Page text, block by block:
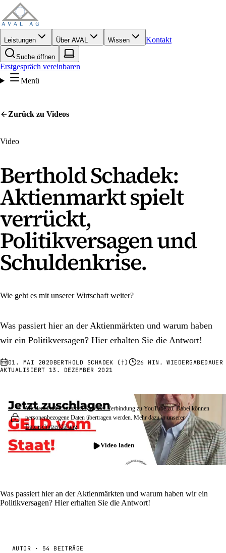
Leistungen Über AVAL Wissen Kontakt
Suche öffnen
Erstgespräch vereinbaren
Menü
Zurück zu Videos
Video
Berthold Schadek:
Aktienmarkt spielt
verrückt,
Politikversagen und
Schuldenkrise.
Wie geht es mit unserer Wirtschaft weiter?
Was passiert hier an der Aktienmärkten und warum haben
wir ein Politikversagen? Hier erhalten Sie die Antwort!
01. MAI 2020 BERTHOLD SCHADEK (†)
26 MIN. WIEDERGABEDAUER
AKTUALISIERT 13. DEZEMBER 2021
Mit dem Laden stimmen Sie einer Verbindung zu YouTube zu. Dabei können
personenbezogene Daten übertragen werden. Mehr dazu in unserer
Datenschutzerklärung.
Video laden
Was passiert hier an der Aktienmärkten und warum haben wir ein
Politikversagen? Hier erhalten Sie die Antwort!
AUTOR · 54 BEITRÄGE